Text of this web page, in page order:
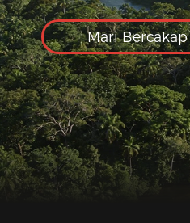
Mari Bercakap